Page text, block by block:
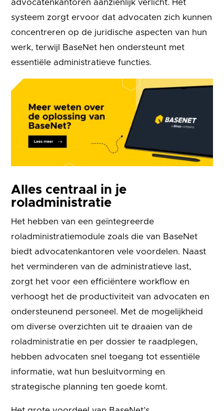
advocatenkantoren aanzienlijk verlicht. Het
systeem zorgt ervoor dat advocaten zich kunnen
concentreren op de juridische aspecten van hun
werk, terwijl BaseNet hen ondersteunt met
essentiële administratieve functies.
Alles centraal in je
roladministratie
Het hebben van een geïntegreerde
roladministratiemodule zoals die van BaseNet
biedt advocatenkantoren vele voordelen. Naast
het verminderen van de administratieve last,
zorgt het voor een efficiëntere workflow en
verhoogt het de productiviteit van advocaten en
ondersteunend personeel. Met de mogelijkheid
om diverse overzichten uit te draaien van de
roladministratie en per dossier te raadplegen,
hebben advocaten snel toegang tot essentiële
informatie, wat hun besluitvorming en
strategische planning ten goede komt.